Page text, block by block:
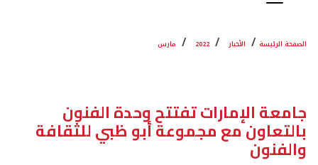
الصفحة الرئيسة الأخبار 2022 مارس
جامعة الإمارات تفتتح وحدة الفنون
بالتعاون مع مجموعة أبو ظبي للثقافة
والفنون